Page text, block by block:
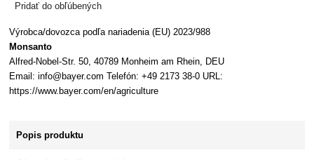
Pridať do obľúbených
Výrobca/dovozca podľa nariadenia (EU) 2023/988
Monsanto
Alfred-Nobel-Str. 50, 40789 Monheim am Rhein, DEU
Email: info@bayer.com Telefón: +49 2173 38-0 URL:
https://www.bayer.com/en/agriculture
Popis produktu